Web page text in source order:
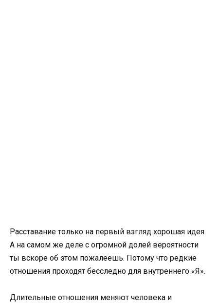
Расставание только на первый взгляд хорошая идея.
А на самом же деле с огромной долей вероятности
ты вскоре об этом пожалеешь. Потому что редкие
отношения проходят бесследно для внутреннего «Я».
Длительные отношения меняют человека и